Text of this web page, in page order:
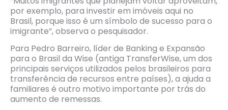
por exemplo, para investir em imóveis aqui no
Brasil, porque isso é um símbolo de sucesso para o
imigrante”, observa o pesquisador.
Para Pedro Barreiro, líder de Banking e Expansão
para o Brasil da Wise (antiga TransferWise, um dos
principais serviços utilizados pelos brasileiros para
transferência de recursos entre países), a ajuda a
familiares é outro motivo importante por trás do
aumento de remessas.